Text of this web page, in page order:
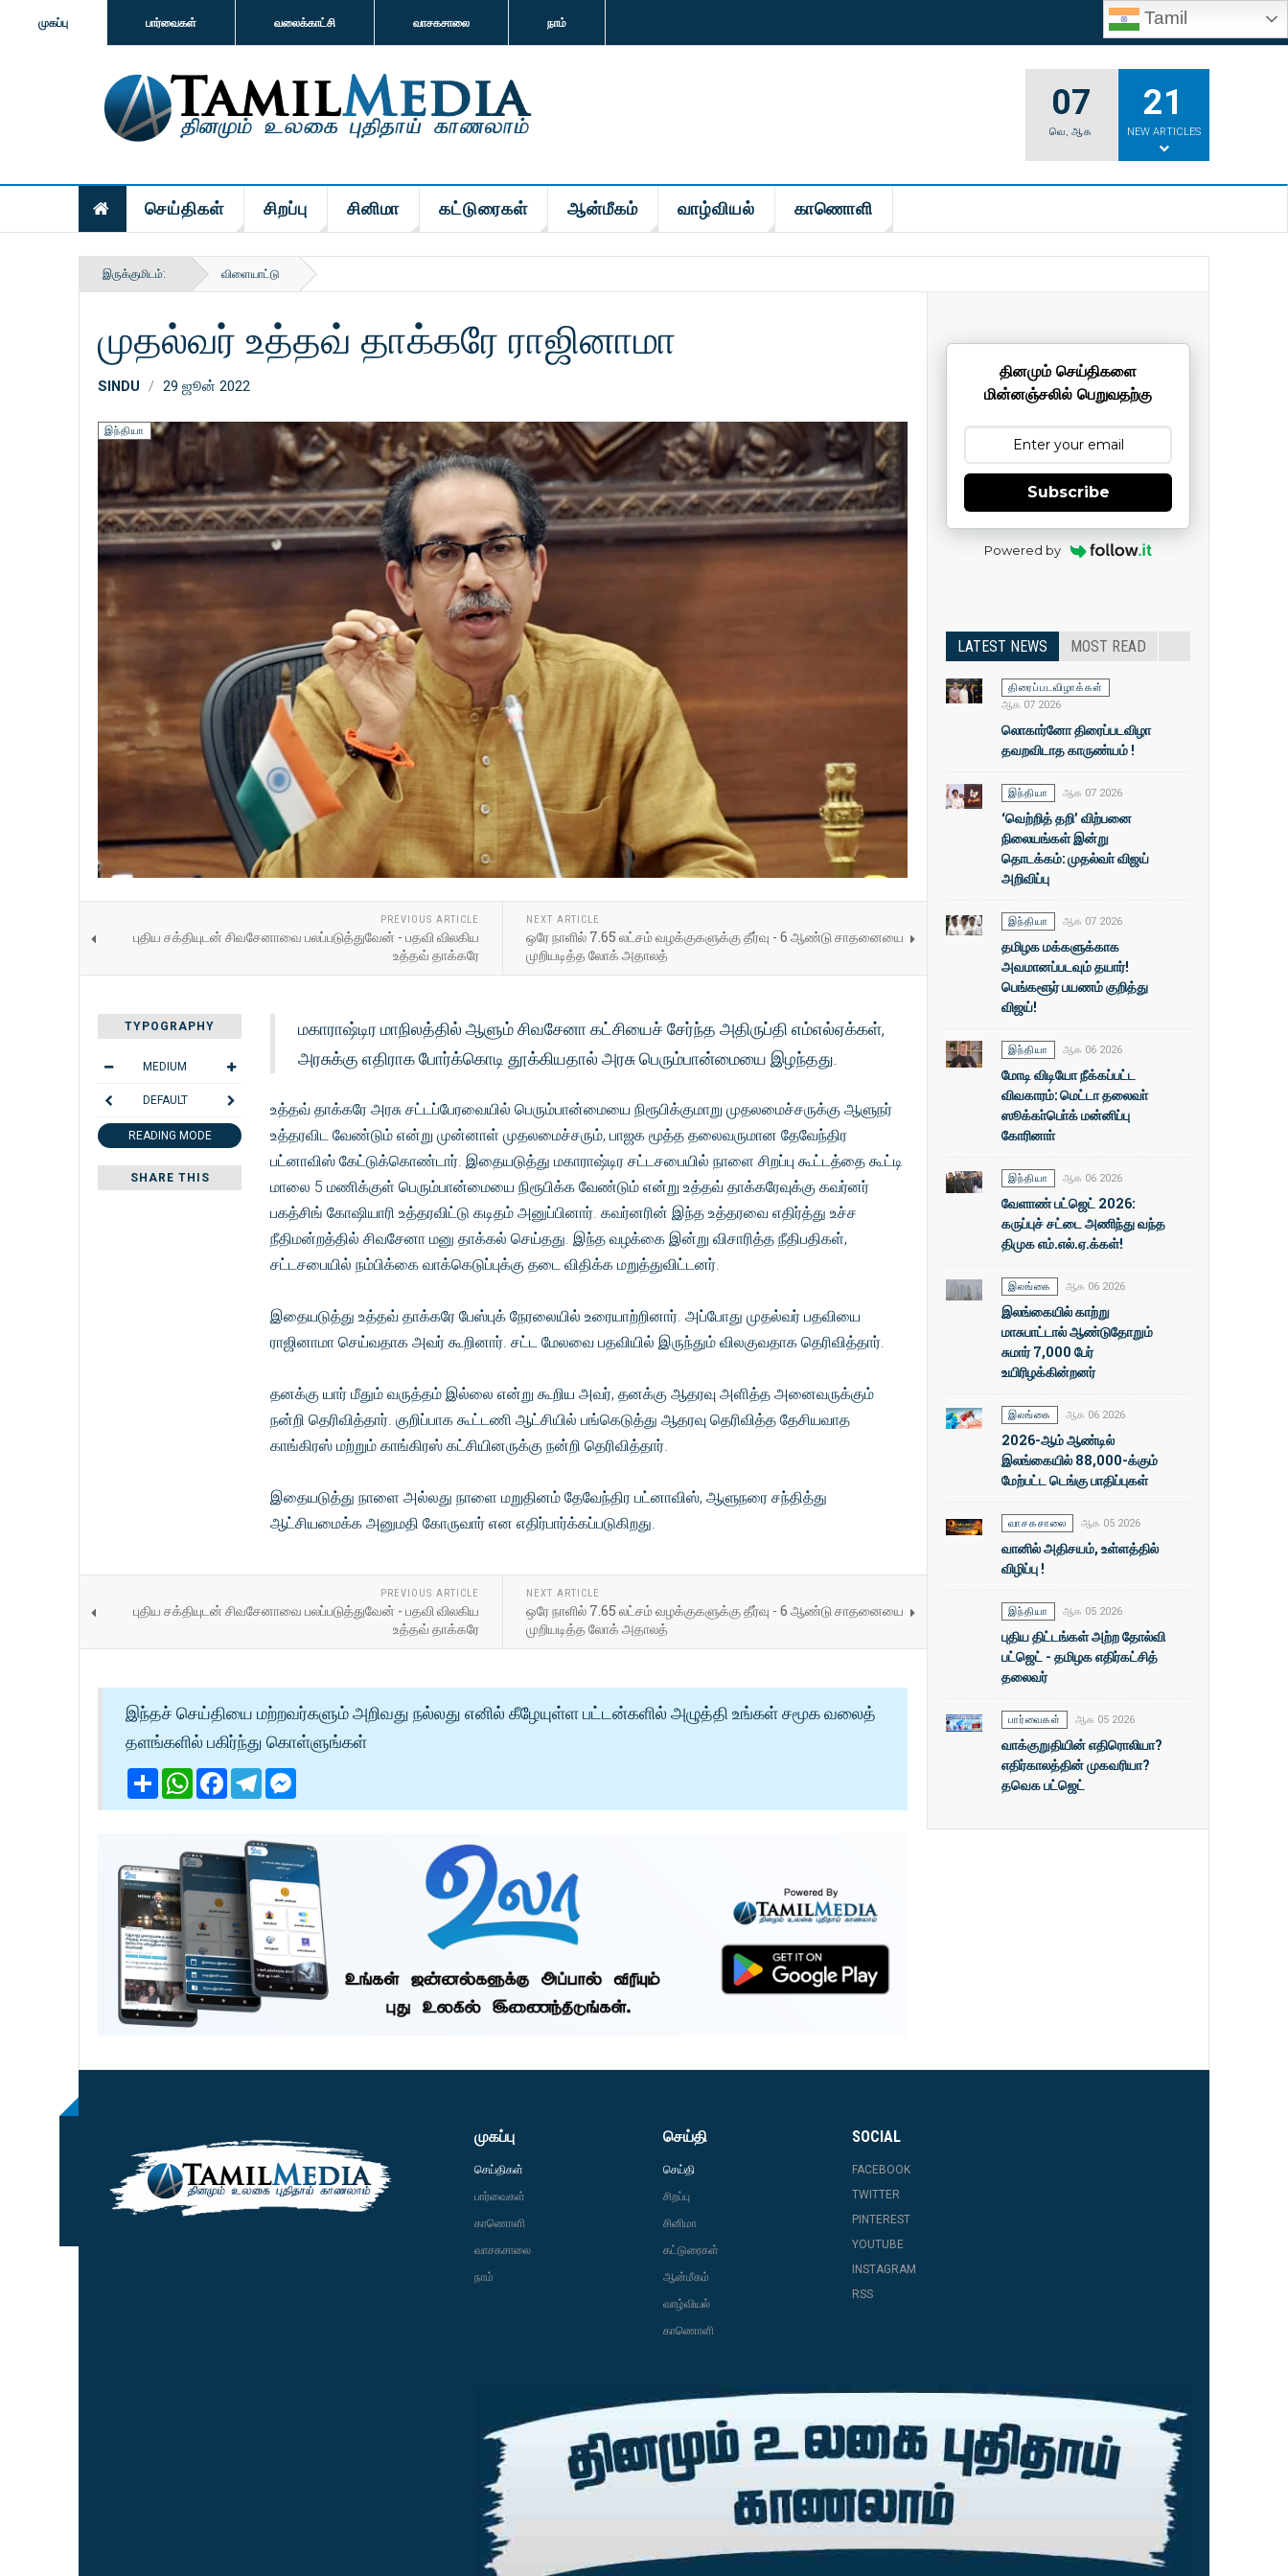
முகப்பு பார்வைகள் வலைக்காட்சி வாசகசாலை நாம் Tamil
07
வெ,ஆக
21
NEW ARTICLES
செய்திகள் சிறப்பு சினிமா கட்டுரைகள் ஆன்மீகம் வாழ்வியல் காணொளி
இருக்குமிடம்: விளையாட்டு
முதல்வர் உத்தவ் தாக்கரே ராஜினாமா
SINDU 29 ஜூன் 2022
இந்தியா
PREVIOUS ARTICLE
புதிய சக்தியுடன் சிவசேனாவை பலப்படுத்துவேன் - பதவி விலகிய
உத்தவ் தாக்கரே
NEXT ARTICLE
ஒரே நாளில் 7.65 லட்சம் வழக்குகளுக்கு தீர்வு - 6 ஆண்டு சாதனையை
முறியடித்த லோக் அதாலத்
TYPOGRAPHY
MEDIUM
DEFAULT
READING MODE
SHARE THIS
மகாராஷ்டிர மாநிலத்தில் ஆளும் சிவசேனா கட்சியைச் சேர்ந்த அதிருப்தி எம்எல்ஏக்கள்,
அரசுக்கு எதிராக போர்க்கொடி தூக்கியதால் அரசு பெரும்பான்மையை இழந்தது.
உத்தவ் தாக்கரே அரசு சட்டப்பேரவையில் பெரும்பான்மையை நிரூபிக்குமாறு முதலமைச்சருக்கு ஆளுநர்
உத்தரவிட வேண்டும் என்று முன்னாள் முதலமைச்சரும், பாஜக மூத்த தலைவருமான தேவேந்திர
பட்னாவிஸ் கேட்டுக்கொண்டார். இதையடுத்து மகாராஷ்டிர சட்டசபையில் நாளை சிறப்பு கூட்டத்தை கூட்டி
மாலை 5 மணிக்குள் பெரும்பான்மையை நிரூபிக்க வேண்டும் என்று உத்தவ் தாக்கரேவுக்கு கவர்னர்
பகத்சிங் கோஷியாரி உத்தரவிட்டு கடிதம் அனுப்பினார். கவர்னரின் இந்த உத்தரவை எதிர்த்து உச்ச
நீதிமன்றத்தில் சிவசேனா மனு தாக்கல் செய்தது. இந்த வழக்கை இன்று விசாரித்த நீதிபதிகள்,
சட்டசபையில் நம்பிக்கை வாக்கெடுப்புக்கு தடை விதிக்க மறுத்துவிட்டனர்.
இதையடுத்து உத்தவ் தாக்கரே பேஸ்புக் நேரலையில் உரையாற்றினார். அப்போது முதல்வர் பதவியை
ராஜினாமா செய்வதாக அவர் கூறினார். சட்ட மேலவை பதவியில் இருந்தும் விலகுவதாக தெரிவித்தார்.
தனக்கு யார் மீதும் வருத்தம் இல்லை என்று கூறிய அவர், தனக்கு ஆதரவு அளித்த அனைவருக்கும்
நன்றி தெரிவித்தார். குறிப்பாக கூட்டணி ஆட்சியில் பங்கெடுத்து ஆதரவு தெரிவித்த தேசியவாத
காங்கிரஸ் மற்றும் காங்கிரஸ் கட்சியினருக்கு நன்றி தெரிவித்தார்.
இதையடுத்து நாளை அல்லது நாளை மறுதினம் தேவேந்திர பட்னாவிஸ், ஆளுநரை சந்தித்து
ஆட்சியமைக்க அனுமதி கோருவார் என எதிர்பார்க்கப்படுகிறது.
PREVIOUS ARTICLE
புதிய சக்தியுடன் சிவசேனாவை பலப்படுத்துவேன் - பதவி விலகிய
உத்தவ் தாக்கரே
NEXT ARTICLE
ஒரே நாளில் 7.65 லட்சம் வழக்குகளுக்கு தீர்வு - 6 ஆண்டு சாதனையை
முறியடித்த லோக் அதாலத்
இந்தச் செய்தியை மற்றவர்களும் அறிவது நல்லது எனில் கீழேயுள்ள பட்டன்களில் அழுத்தி உங்கள் சமூக வலைத்
தளங்களில் பகிர்ந்து கொள்ளுங்கள்
ShareWhatsApp
Facebook
Telegram
தினமும் செய்திகளை
மின்னஞ்சலில் பெறுவதற்கு
Subscribe
Powered by
LATEST NEWS MOST READ
திரைப்படவிழாக்கள்
ஆக 07 2026
லொகார்னோ திரைப்படவிழா
தவறவிடாத காருண்யம் !
இந்தியா ஆக 07 2026
‘வெற்றித் தறி’ விற்பனை
நிலையங்கள் இன்று
தொடக்கம்: முதல்வா் விஜய்
அறிவிப்பு
இந்தியா ஆக 07 2026
தமிழக மக்களுக்காக
அவமானப்படவும் தயார்!
பெங்களூர் பயணம் குறித்து
விஜய்!
இந்தியா ஆக 06 2026
மோடி விடியோ நீக்கப்பட்ட
விவகாரம்: மெட்டா தலைவா்
ஸூக்கா்பொ்க் மன்னிப்பு
கோரினாா்
இந்தியா ஆக 06 2026
வேளாண் பட்ஜெட் 2026:
கருப்புச் சட்டை அணிந்து வந்த
திமுக எம்.எல்.ஏ.க்கள்!
இலங்கை ஆக 06 2026
இலங்கையில் காற்று
மாசுபாட்டால் ஆண்டுதோறும்
சுமார் 7,000 பேர்
உயிரிழக்கின்றனர்
இலங்கை ஆக 06 2026
2026-ஆம் ஆண்டில்
இலங்கையில் 88,000-க்கும்
மேற்பட்ட டெங்கு பாதிப்புகள்
வாசகசாலை ஆக 05 2026
வானில் அதிசயம், உள்ளத்தில்
விழிப்பு !
இந்தியா ஆக 05 2026
புதிய திட்டங்கள் அற்ற தோல்வி
பட்ஜெட் - தமிழக எதிர்கட்சித்
தலைவர்
பார்வைகள் ஆக 05 2026
வாக்குறுதியின் எதிரொலியா?
எதிர்காலத்தின் முகவரியா?
தவெக பட்ஜெட்
முகப்பு
செய்திகள்
பார்வைகள்
காணொளி
வாசகசாலை
நாம்
செய்தி
செய்தி
சிறப்பு
சினிமா
கட்டுரைகள்
ஆன்மீகம்
வாழ்வியல்
காணொளி
SOCIAL
FACEBOOK
TWITTER
PINTEREST
YOUTUBE
INSTAGRAM
RSS